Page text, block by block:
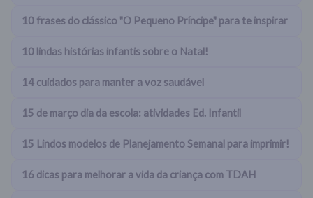
10 frases do clássico "O Pequeno Príncipe" para te inspirar
10 lindas histórias infantis sobre o Natal!
14 cuidados para manter a voz saudável
15 de março dia da escola: atividades Ed. Infantil
15 Lindos modelos de Planejamento Semanal para imprimir!
16 dicas para melhorar a vida da criança com TDAH